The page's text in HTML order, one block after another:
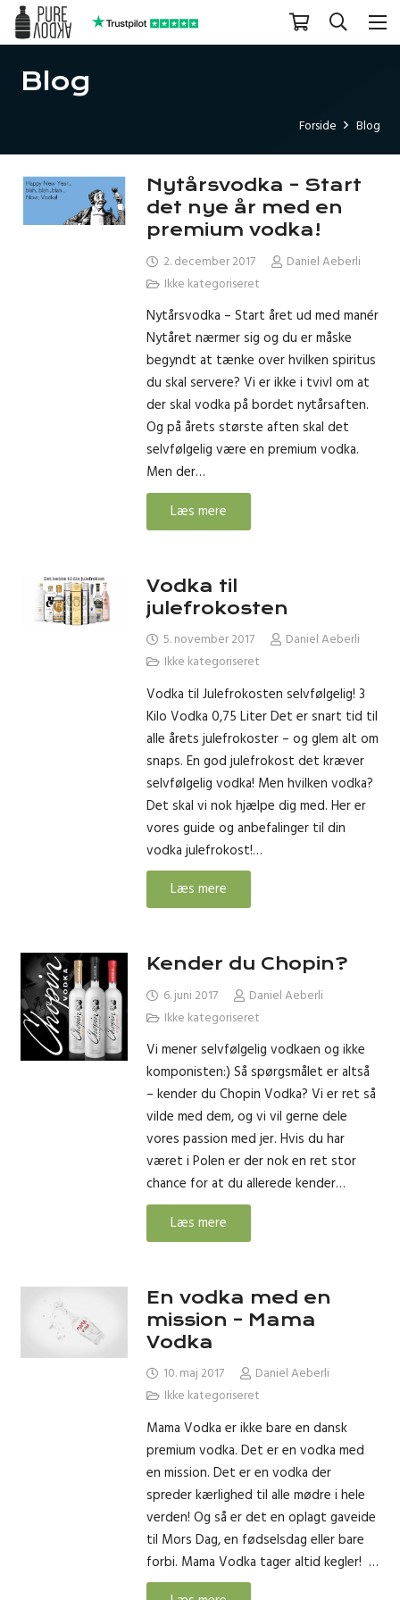
Blog
Forside Blog
Nytårsvodka – Start
det nye år med en
premium vodka!
2. december 2017
Daniel Aeberli
Ikke kategoriseret
Nytårsvodka – Start året ud med manér
Nytåret nærmer sig og du er måske
begyndt at tænke over hvilken spiritus
du skal servere? Vi er ikke i tvivl om at
der skal vodka på bordet nytårsaften.
Og på årets største aften skal det
selvfølgelig være en premium vodka.
Men der…
Læs mere
Vodka til
julefrokosten
5. november 2017
Daniel Aeberli
Ikke kategoriseret
Vodka til Julefrokosten selvfølgelig! 3
Kilo Vodka 0,75 Liter Det er snart tid til
alle årets julefrokoster – og glem alt om
snaps. En god julefrokost det kræver
selvfølgelig vodka! Men hvilken vodka?
Det skal vi nok hjælpe dig med. Her er
vores guide og anbefalinger til din
vodka julefrokost!…
Læs mere
Kender du Chopin?
6. juni 2017
Daniel Aeberli
Ikke kategoriseret
Vi mener selvfølgelig vodkaen og ikke
komponisten:) Så spørgsmålet er altså
– kender du Chopin Vodka? Vi er ret så
vilde med dem, og vi vil gerne dele
vores passion med jer. Hvis du har
været i Polen er der nok en ret stor
chance for at du allerede kender…
Læs mere
En vodka med en
mission – Mama
Vodka
10. maj 2017
Daniel Aeberli
Ikke kategoriseret
Mama Vodka er ikke bare en dansk
premium vodka. Det er en vodka med
en mission. Det er en vodka der
spreder kærlighed til alle mødre i hele
verden! Og så er det en oplagt gaveide
til Mors Dag, en fødselsdag eller bare
forbi. Mama Vodka tager altid kegler! …